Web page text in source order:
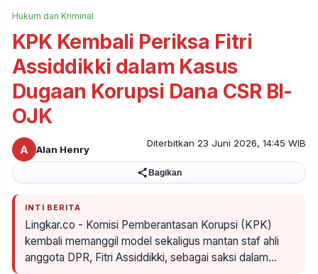
Hukum dan Kriminal
KPK Kembali Periksa Fitri
Assiddikki dalam Kasus
Dugaan Korupsi Dana CSR BI-
OJK
A Alan Henry
Diterbitkan 23 Juni 2026, 14:45 WIB
Bagikan
INTI BERITA
Lingkar.co - Komisi Pemberantasan Korupsi (KPK)
kembali memanggil model sekaligus mantan staf ahli
anggota DPR, Fitri Assiddikki, sebagai saksi dalam…